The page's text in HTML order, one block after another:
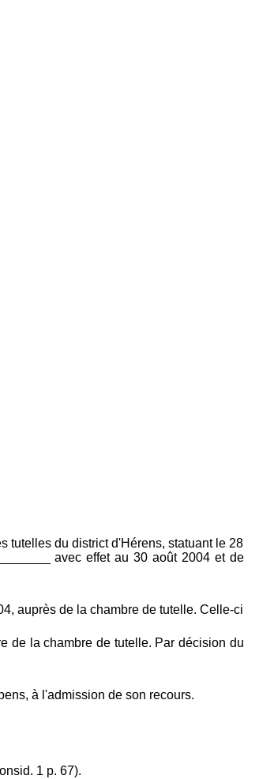
tutelles du district d'Hérens, statuant le 28
avec effet au 30 août 2004 et de
auprès de la chambre de tutelle. Celle-ci
de la chambre de tutelle. Par décision du
à l'admission de son recours.
1 p. 67).